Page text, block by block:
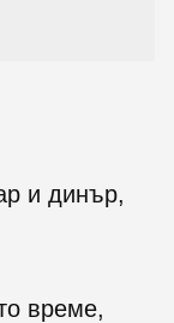
и динър,
време,